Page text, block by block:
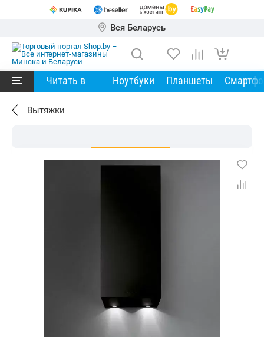
Вся Беларусь
Читать в Ноутбуки Планшеты
Вытяжки